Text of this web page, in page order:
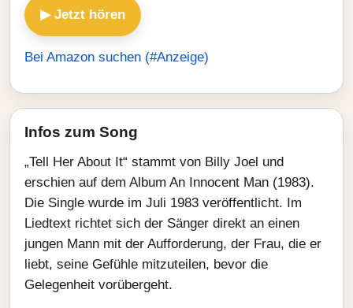
▶ Jetzt hören
Bei Amazon suchen (#Anzeige)
Infos zum Song
„Tell Her About It“ stammt von Billy Joel und
erschien auf dem Album An Innocent Man (1983).
Die Single wurde im Juli 1983 veröffentlicht. Im
Liedtext richtet sich der Sänger direkt an einen
jungen Mann mit der Aufforderung, der Frau, die er
liebt, seine Gefühle mitzuteilen, bevor die
Gelegenheit vorübergeht.